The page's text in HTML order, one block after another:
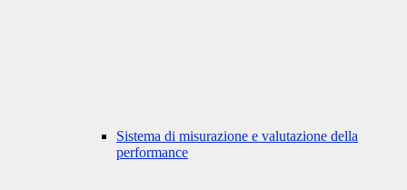
Sistema di misurazione e valutazione della
performance